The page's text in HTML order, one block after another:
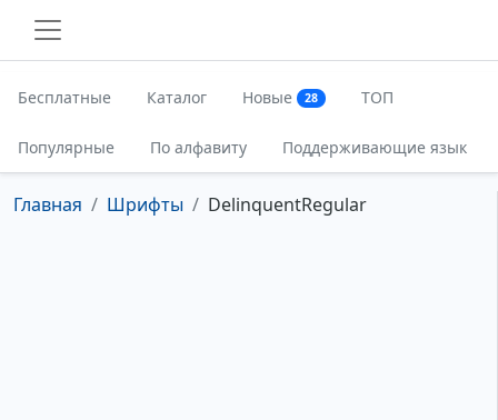
Бесплатные Каталог Новые 28 ТОП
Популярные По алфавиту Поддерживающие язык
Главная Шрифты DelinquentRegular